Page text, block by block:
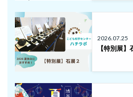
2026.07.25
【特別展】